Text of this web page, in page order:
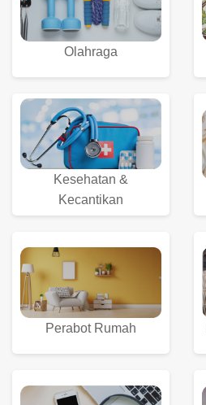
Olahraga
Kesehatan &
Kecantikan
Perabot Rumah